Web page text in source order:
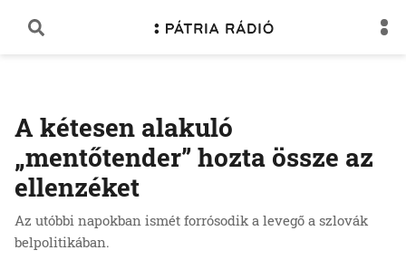
A kétesen alakuló
„mentőtender” hozta össze az
ellenzéket
Az utóbbi napokban ismét forrósodik a levegő a szlovák
belpolitikában.